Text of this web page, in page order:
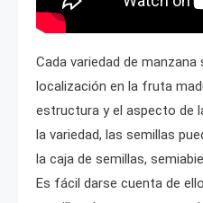
Cada variedad de
localización en la fruta
estructura y el aspecto de
la variedad, las semillas
la caja de semillas,
Es fácil darse cuenta de